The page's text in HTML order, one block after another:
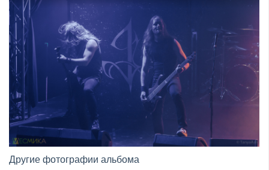
Другие фотографии альбома